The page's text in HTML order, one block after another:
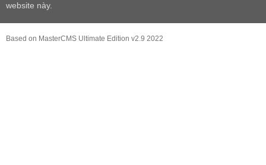
website này.
Based on MasterCMS Ultimate Edition v2.9 2022